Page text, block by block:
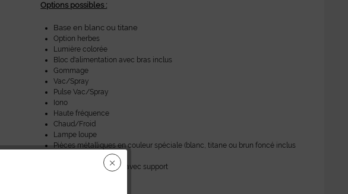
Options possibles :
Base en blanc ou titane
Option herbes
Lumière colorée
Bloc d'alimentation avec bras inclus
Gommage
Vac/Spray
Pulse Vac/Spray
Iono
Haute fréquence
Chaud/Froid
Lampe loupe
Pièces métalliques en couleur spéciale (blanc, titane ou brun foncé inclus
Récipient hygiénique avec support